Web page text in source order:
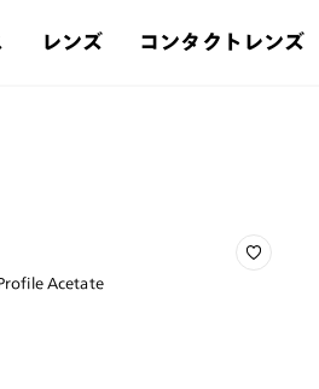
レンズ コンタクトレンズ
Acetate